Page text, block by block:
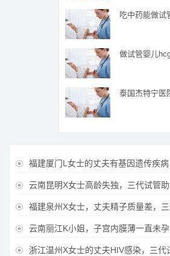
吃中药能做试
做试管婴儿
泰国杰特宁医
 福建厦门L女士的丈夫有基因遗传疾
 云南昆明X女士高龄失独，三代试管
 福建泉州X女士，丈夫精子质量差，
 云南丽江K小姐，子宫内膜薄一直未
 浙江温州X女士的丈夫HIV感染，三代